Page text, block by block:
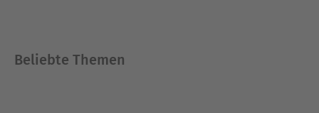
Beliebte Themen